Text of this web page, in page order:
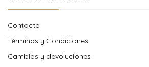
Contacto
Términos y Condiciones
Cambios y devoluciones